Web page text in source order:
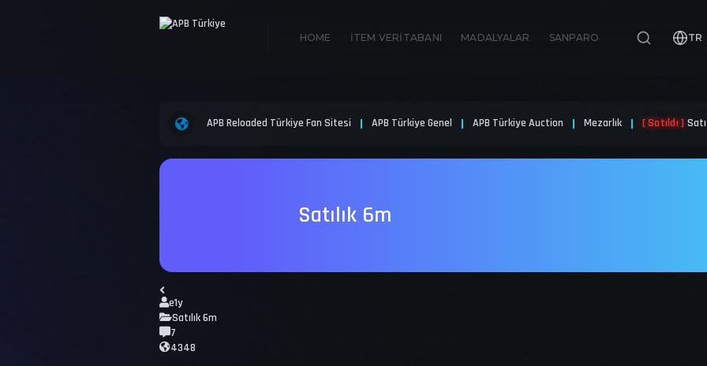
HOME İTEM VERITABANI MADALYALAR SANPARO TR
APB Reloaded Türkiye Fan Sitesi APB Türkiye Genel APB Türkiye Auction Mezarlık [ Satıldı ]
Satılık 6m
e1y
Satılık 6m
7
4348